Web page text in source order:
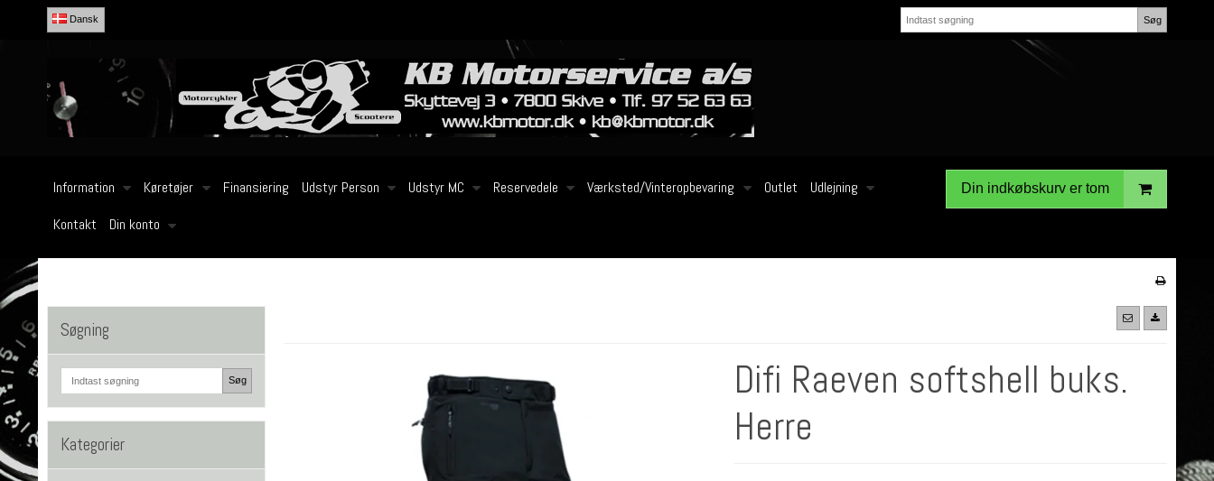
Dansk Søg
Information Køretøjer Finansiering Udstyr Person Udstyr MC Reservedele Værksted/Vinteropbevaring Outlet
Udlejning
Kontakt
Din konto
Din indkøbskurv er tom
Søgning
Søg
Kategorier
Difi Raeven softshell buks.
Herre